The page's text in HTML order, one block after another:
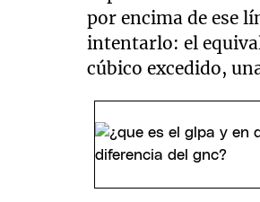
por encima de ese
intentarlo: el
cúbico excedido,